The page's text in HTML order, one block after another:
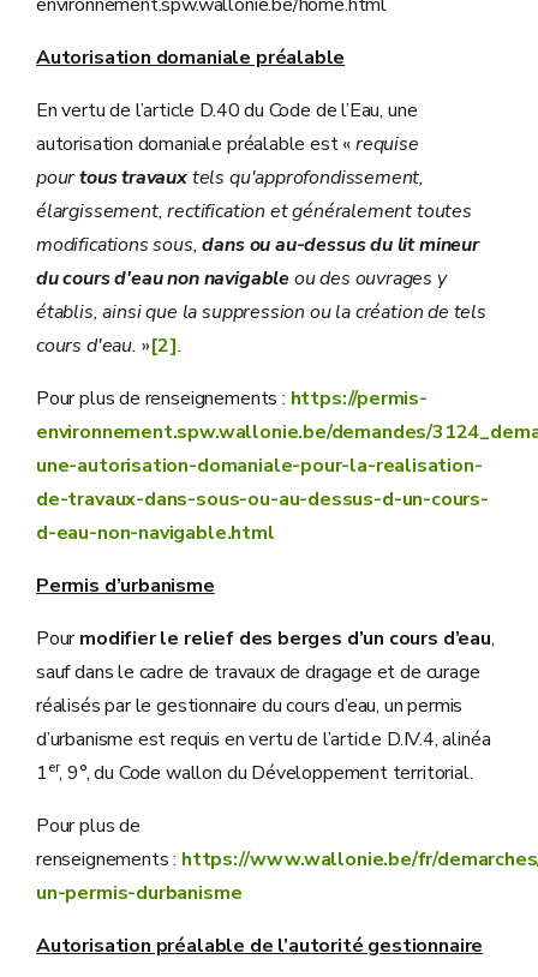
Autorisation domaniale préalable
En vertu de l’article D.40 du Code de l’Eau, une
autorisation domaniale préalable est «requise
pourtous travauxtels qu'approfondissement,
élargissement, rectification et généralement toutes
modifications sous,dans ou au-dessus du lit mineur
du cours d'eau non navigableou des ouvrages y
établis, ainsi que la suppression ou la création de tels
cours d'eau. »[2].
Pour plus de renseignements : https://permis-
environnement.spw.wallonie.be/demandes/
une-autorisation-domaniale-pour-la-realisation-
de-travaux-dans-sous-ou-au-dessus-d-un-cours-
d-eau-non-navigable.html
Permis d’urbanisme
Pourmodifier le relief des berges d’un cours d’eau,
sauf dans le cadre de travaux de dragage et de curage
réalisés par le gestionnaire du cours d’eau, un permis
d’urbanisme est requis en vertu de l’article D.IV.4, alinéa
1er, 9°, du Code wallon du Développement territorial.
Pour plus de
renseignements : https://www.wallonie.be/fr/
un-permis-durbanisme
Autorisation préalable de l’autorité gestionnaire